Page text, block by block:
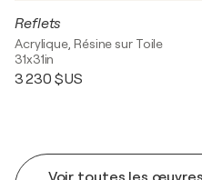
Reflets
Acrylique, Résine sur Toile
31x31in
3 230 $US